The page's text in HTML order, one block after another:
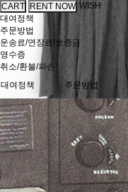
WISH
대여정책
주문방법
운송료/연장료/보증금
영수증
취소/환불/파손
대여정책
주문방법